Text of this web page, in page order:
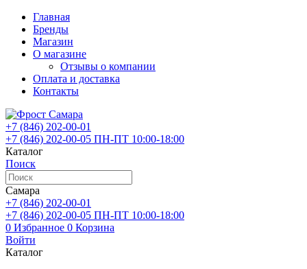
Главная
Бренды
Магазин
О магазине
Отзывы о компании
Оплата и доставка
Контакты
+7 (846) 202-00-01
+7 (846) 202-00-05 ПН-ПТ 10:00-18:00
Каталог
Поиск
Самара
+7 (846) 202-00-01
+7 (846) 202-00-05 ПН-ПТ 10:00-18:00
0 Избранное 0 Корзина
Войти
Каталог